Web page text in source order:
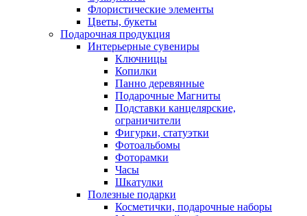
Флористические элементы
Цветы, букеты
Подарочная продукция
Интерьерные сувениры
Ключницы
Копилки
Панно деревянные
Подарочные Магниты
Подставки канцелярские,
ограничители
Фигурки, статуэтки
Фотоальбомы
Фоторамки
Часы
Шкатулки
Полезные подарки
Косметички, подарочные наборы